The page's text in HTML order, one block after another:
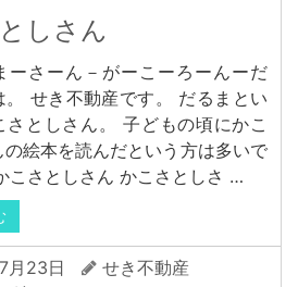
しさん
ーさーん－がーこーろーんーだ
。 せき不動産です。 だるまとい
さとしさん。 子どもの頃にかこ
の絵本を読んだという方は多いで
こさとしさん かこさとしさ …
月23日
せき不動産